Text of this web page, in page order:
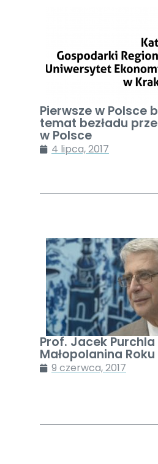
Pierwsze w Polsce
temat bezładu
w Polsce
4 lipca, 2017
Prof. Jacek Purchla
Małopolanina Roku
9 czerwca, 2017